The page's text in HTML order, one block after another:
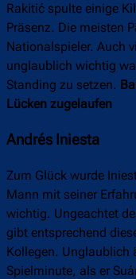
Rakitić spulte einige
Präsenz. Die meisten
Nationalspieler. Auch
unglaublich wichtig
Standing zu setzen.
Lücken zugelaufen
Andrés Iniesta
Zum Glück wurde
Mann mit seiner
wichtig. Ungeachtet
gibt entsprechend
Kollegen. Unglaublich
Spielminute, als er